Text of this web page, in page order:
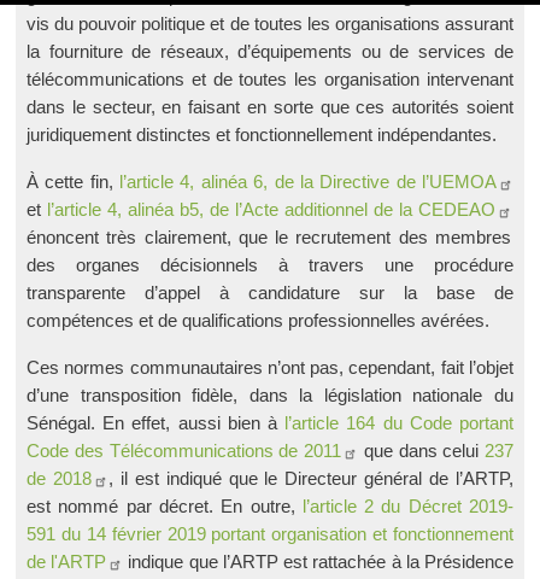
vis du pouvoir politique et de toutes les organisations assurant
la fourniture de réseaux, d’équipements ou de services de
télécommunications et de toutes les organisation intervenant
dans le secteur, en faisant en sorte que ces autorités soient
juridiquement distinctes et fonctionnellement indépendantes.
À cette fin,
l’article 4, alinéa 6, de la Directive de l’UEMOA
et l’article 4, alinéa b5, de l’Acte additionnel de la CEDEAO
énoncent très clairement, que le recrutement des membres
des organes décisionnels à travers une procédure
transparente d’appel à candidature sur la base de
compétences et de qualifications professionnelles avérées.
Ces normes communautaires n’ont pas, cependant, fait l’objet
d’une transposition fidèle, dans la législation nationale du
Sénégal. En effet, aussi bien à
l’article 164 du Code portant
Code des Télécommunications de 2011
que dans celui 237
de 2018
, il est indiqué que le Directeur général de l’ARTP,
est nommé par décret. En outre,
l’article 2 du Décret 2019-
591 du 14 février 2019 portant organisation et fonctionnement
de l'ARTP
indique que l’ARTP est rattachée à la Présidence